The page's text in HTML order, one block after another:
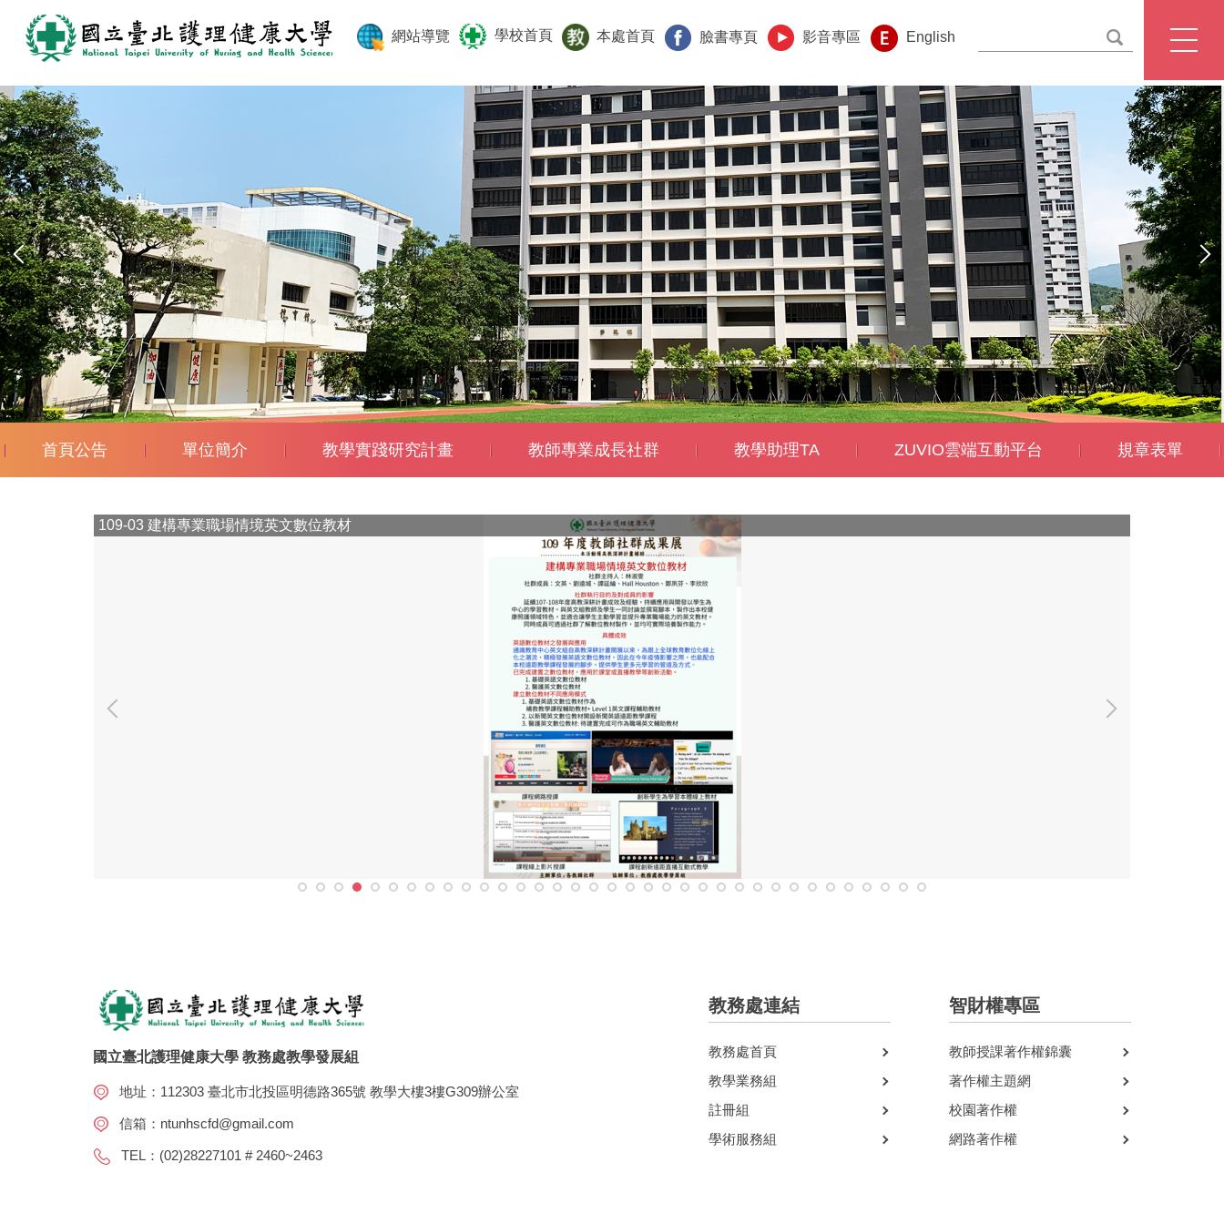
內
容
區
網站導覽 學校首頁 本處首頁 臉書專頁 影音專區 English
校首頁
處首頁
English
首頁公告 單位簡介 教學實踐研究計畫 教師專業成長社群 教學助理TA ZUVIO雲端互動平台 規章表單
109-03 建構專業職場情境英文數位教材
國立臺北護理健康大學 教務處教學發展組
地址：112303 臺北市北投區明德路365號 教學大樓3樓G309辦公室
信箱： ntunhscfd@gmail.com
TEL：(02)28227101 # 2460~2463
教務處連結
教務處首頁
教學業務組
註冊組
學術服務組
智財權專區
教師授課著作權錦囊
著作權主題網
校園著作權
網路著作權